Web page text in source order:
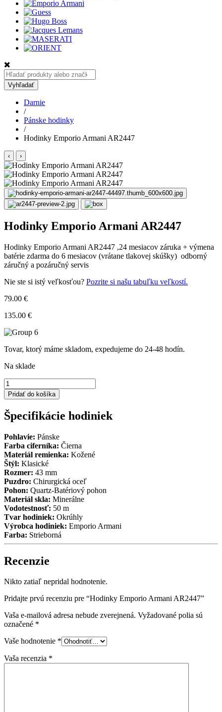
Hľadať:
Vyhľadať
Darnie
/
Pánske hodinky
/
Hodinky Emporio Armani AR2447
‹ ›
Hodinky Emporio Armani AR2447
Hodinky Emporio Armani AR2447 ,24 mesiacov záruka + výmena
batérie zdarma do 6 mesiacov (vrátane tlakovej skúšky) odborný
záručný a pozáručný servis
Nie ste si istý veľkosťou? Pozrite si našu tabuľku veľkostí.
79.00 €
135.00 €
Tovar, ktorý máme skladom, expedujeme do 24-48 hodín.
Na sklade
množstvo
Hodinky
Emporio
Armani
AR2447
Pridať do košíka
Špecifikácie hodiniek
Pohlavie: Pánske
Farba ciferníka: Čierna
Materiál remienka: Kožené
Štýl: Klasické
Rozmer: 43 mm
Puzdro: Chirurgická oceľ
Pohon: Quartz-Batériový pohon
Materiál skla: Minerálne
Vodotestnosť: 50 m
Tvar hodiniek: Okrúhly
Výrobca hodiniek: Emporio Armani
Farba: Strieborná
Recenzie
Nikto zatiaľ nepridal hodnotenie.
Pridajte prvú recenziu pre “Hodinky Emporio Armani AR2447”
Vaša e-mailová adresa nebude zverejnená. Vyžadované polia sú
označené *
Vaše hodnotenie *
Vaša recenzia *